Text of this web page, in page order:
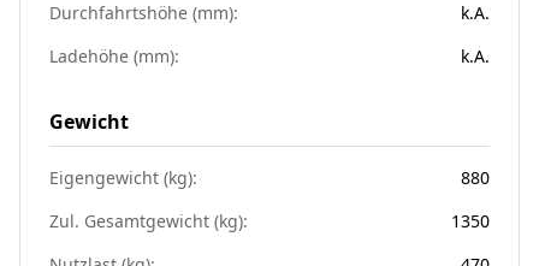
Durchfahrtshöhe (mm):
k.A.
Ladehöhe (mm):
k.A.
Gewicht
Eigengewicht (kg):
880
Zul. Gesamtgewicht (kg):
1350